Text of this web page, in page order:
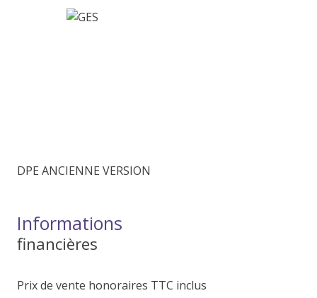
DPE ANCIENNE VERSION
Informations
financières
Prix de vente honoraires TTC inclus